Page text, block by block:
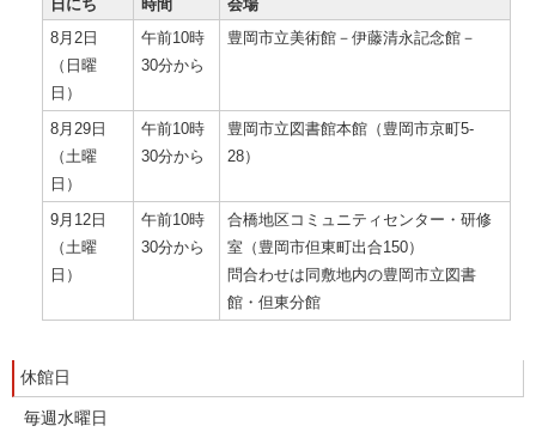
日にち 時間
会場
8月2日
（日曜
日）
午前10時
30分から
豊岡市立美術館－伊藤清永記念館－
8月29日
（土曜
日）
午前10時
30分から
豊岡市立図書館本館（豊岡市京町5-
28）
9月12日
（土曜
日）
午前10時
30分から
合橋地区コミュニティセンター・研修
室（豊岡市但東町出合150）
問合わせは同敷地内の豊岡市立図書
館・但東分館
休館日
毎週水曜日